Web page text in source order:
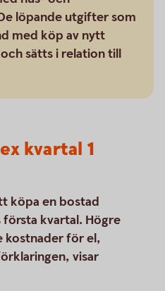
löpande utgifter som
med köp av nytt
sätts i relation till
kvartal 1
köpa en bostad
kvartal. Högre
kostnader för el,
visar